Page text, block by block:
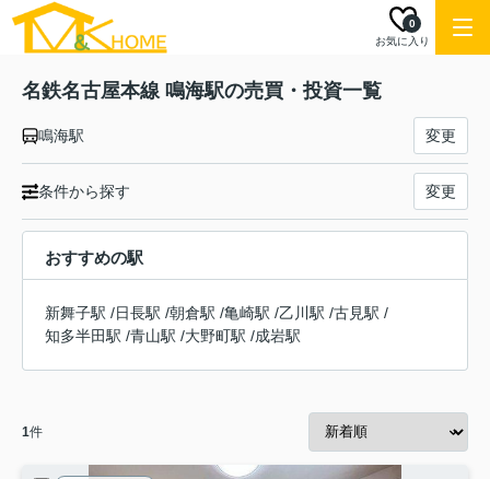
お気に入り
0
名鉄名古屋本線 鳴海駅の売買・投資一覧
鳴海駅 変更
条件から探す 変更
おすすめの駅
新舞子駅 /日長駅 /朝倉駅 /亀崎駅 /乙川駅 /古見駅 /
知多半田駅 /青山駅 /大野町駅 /成岩駅
1件